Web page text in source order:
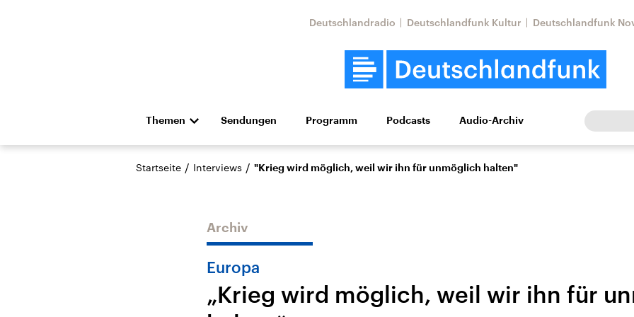
Deutschlandradio Deutschlandfunk Kultur Deutschlandfunk
Themen
Die Nachrichten Politik Wirtschaft Wissen Kultur Europa
Hörspiel und Feature Musik
Landtagswahl Sachsen-
Anhalt 2026
USA
Aktuelle Beiträge,
Nahostkonflikt
Aktuelle Lage und
Iran
Sendungen Programm Podcasts Audio-Archiv
Startseite / Interviews / "Krieg wird möglich, weil wir ihn für unmöglich halten"
Archiv
Europa
„Krieg wird möglich, weil wir ihn für